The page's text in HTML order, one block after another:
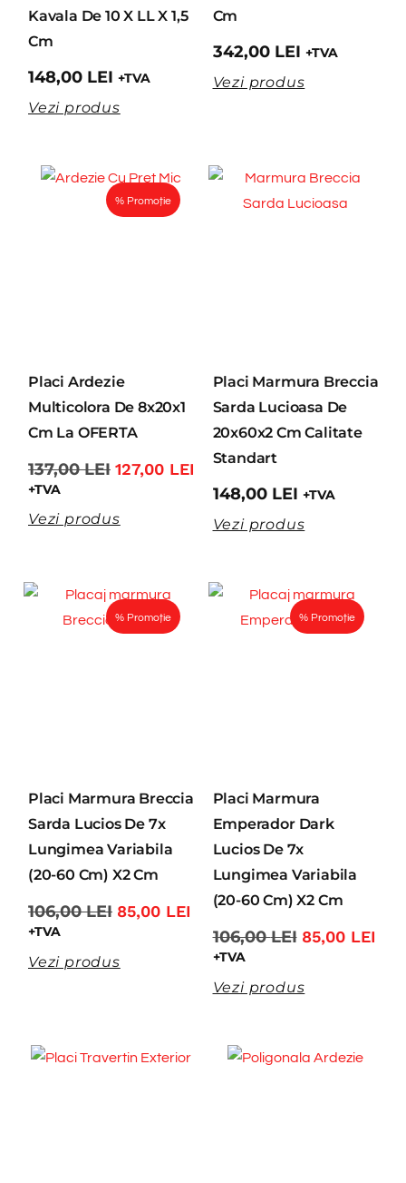
Kavala De 10 X LL X 1,5
Cm
148,00 LEI +TVA
Vezi produs
Cm
342,00 LEI +TVA
Vezi produs
% Promoție
Placi Ardezie
Multicolora De 8x20x1
Cm La OFERTA
137,00LEI 127,00 LEI
+TVA
Vezi produs
Placi Marmura Breccia
Sarda Lucioasa De
20x60x2 Cm Calitate
Standart
148,00 LEI +TVA
Vezi produs
% Promoție
Placi Marmura Breccia
Sarda Lucios De 7x
Lungimea Variabila
(20-60 Cm) X2 Cm
106,00LEI 85,00 LEI
+TVA
Vezi produs
% Promoție
Placi Marmura
Emperador Dark
Lucios De 7x
Lungimea Variabila
(20-60 Cm) X2 Cm
106,00LEI 85,00 LEI
+TVA
Vezi produs